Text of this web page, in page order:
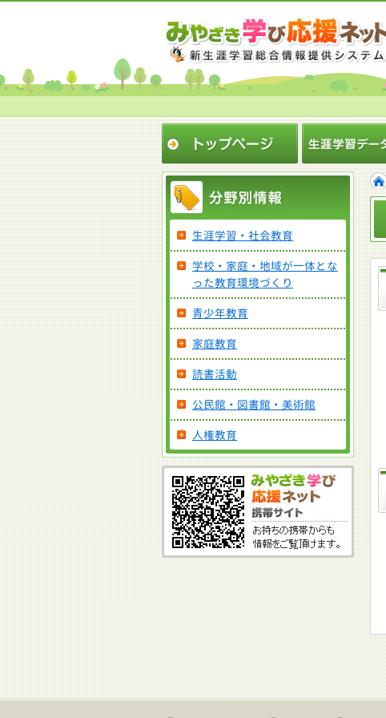
生涯学習・社会教育
学校・家庭・地域が一体とな
った教育環境づくり
青少年教育
家庭教育
読書活動
公民館・図書館・美術館
人権教育